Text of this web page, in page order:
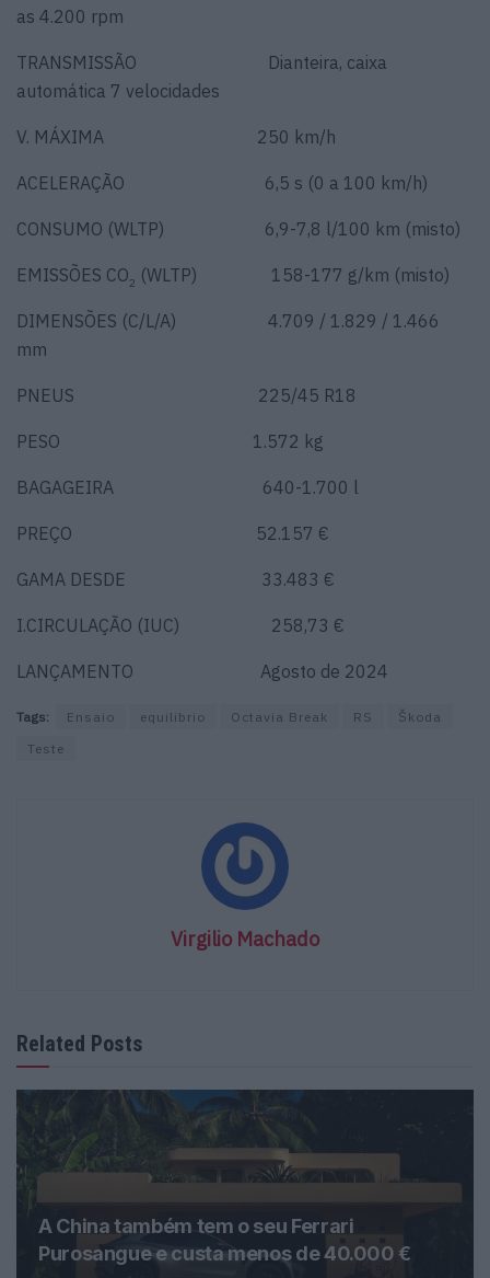
as 4.200 rpm
TRANSMISSÃO Dianteira, caixa
automática 7 velocidades
V. MÁXIMA 250 km/h
ACELERAÇÃO 6,5 s (0 a 100 km/h)
CONSUMO (WLTP) 6,9-7,8 l/100 km (misto)
EMISSÕES CO2 (WLTP) 158-177 g/km (misto)
DIMENSÕES (C/L/A) 4.709 / 1.829 / 1.466
mm
PNEUS 225/45 R18
PESO 1.572 kg
BAGAGEIRA 640-1.700 l
PREÇO 52.157 €
GAMA DESDE 33.483 €
I.CIRCULAÇÃO (IUC) 258,73 €
LANÇAMENTO Agosto de 2024
Tags: Ensaio equilibrio Octavia Break RS
Škoda
Teste
Virgilio Machado
Related Posts
A China também tem o seu Ferrari
Purosangue e custa menos de 40.000 €